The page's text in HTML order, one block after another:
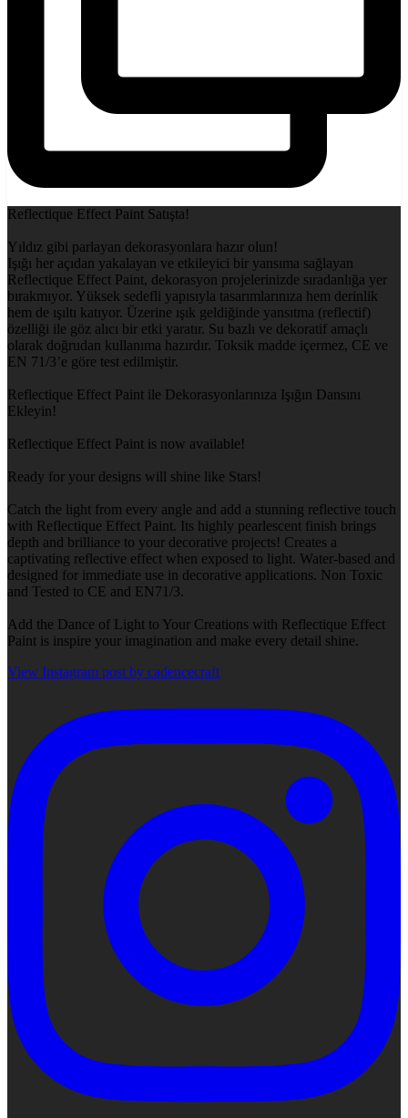
Reflectique Effect Paint Satışta!
Yıldız gibi parlayan dekorasyonlara hazır olun!
Işığı her açıdan yakalayan ve etkileyici bir yansıma sağlayan
Reflectique Effect Paint, dekorasyon projelerinizde sıradanlığa yer
bırakmıyor. Yüksek sedefli yapısıyla tasarımlarınıza hem derinlik
hem de ışıltı katıyor. Üzerine ışık geldiğinde yansıtma (reflectif)
özelliği ile göz alıcı bir etki yaratır. Su bazlı ve dekoratif amaçlı
olarak doğrudan kullanıma hazırdır. Toksik madde içermez, CE ve
EN 71/3’e göre test edilmiştir.
Reflectique Effect Paint ile Dekorasyonlarınıza Işığın Dansını
Ekleyin!
Reflectique Effect Paint is now available!
Ready for your designs will shine like Stars!
Catch the light from every angle and add a stunning reflective touch
with Reflectique Effect Paint. Its highly pearlescent finish brings
depth and brilliance to your decorative projects! Creates a
captivating reflective effect when exposed to light. Water-based and
designed for immediate use in decorative applications. Non Toxic
and Tested to CE and EN71/3.
Add the Dance of Light to Your Creations with Reflectique Effect
Paint is inspire your imagination and make every detail shine.
View Instagram post by cadencecraft